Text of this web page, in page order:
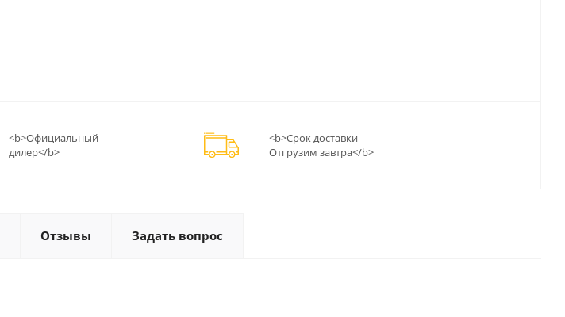
<b>Официальный
дилер</b>
<b>Срок доставки -
Отгрузим завтра</b>
Отзывы Задать вопрос